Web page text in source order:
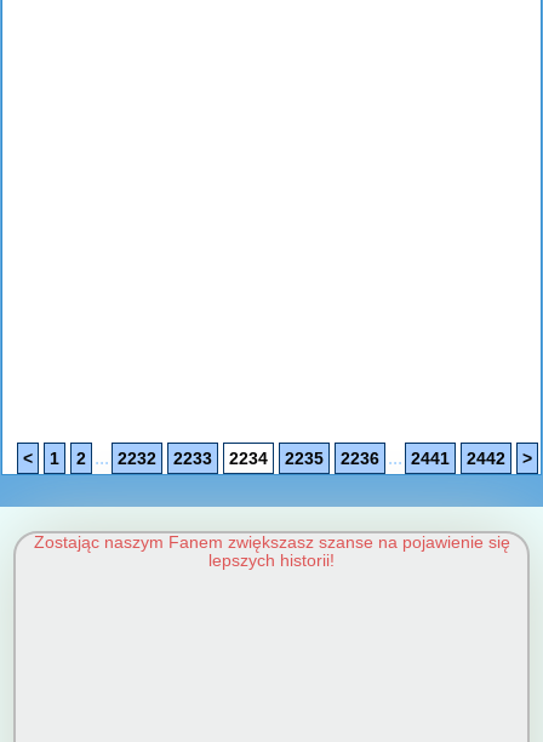
< 1 2 ... 2232 2233 2234 2235 2236 ... 2441 2442 >
Zostając naszym Fanem zwiększasz szanse na pojawienie się
lepszych historii!